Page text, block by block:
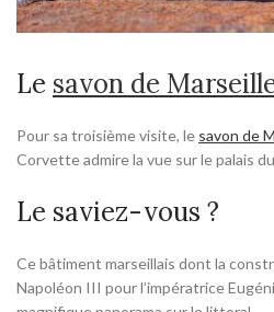
Le savon de
Pour sa troisième visite, le savon de
Corvette admire la vue sur le palais
Le saviez-vous ?
Ce bâtiment marseillais dont la
Napoléon III pour l’impératrice